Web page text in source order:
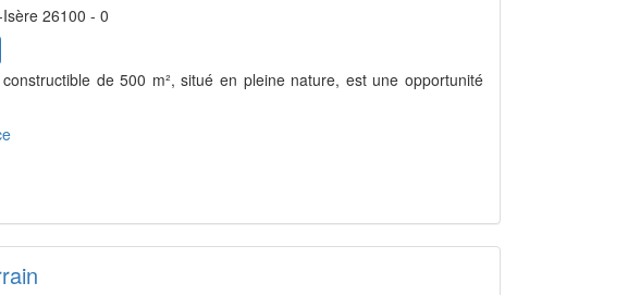
26100 - 0
de 500 m², situé en pleine nature, est une opportunité